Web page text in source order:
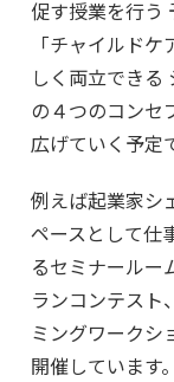
促す授業を行う
「チャイルド
しく両立できる
の４つのコンセ
広げていく予定
例えば起業家シ
ペースとして仕
るセミナールー
ランコンテスト
ミングワークシ
開催しています。